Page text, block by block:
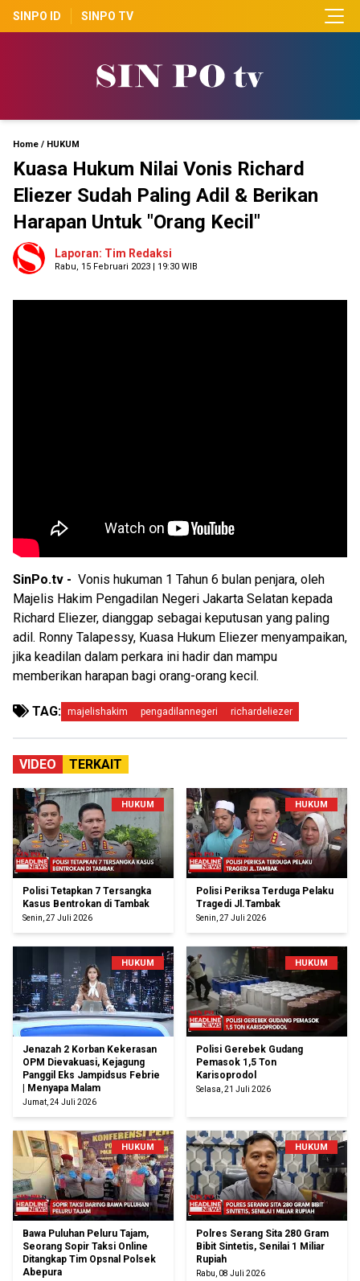
SINPO ID SINPO TV
Home / HUKUM
Kuasa Hukum Nilai Vonis Richard
Eliezer Sudah Paling Adil & Berikan
Harapan Untuk "Orang Kecil"
Laporan: Tim Redaksi
Rabu, 15 Februari 2023 | 19:30 WIB
SinPo.tv - Vonis hukuman 1 Tahun 6 bulan penjara, oleh
Majelis Hakim Pengadilan Negeri Jakarta Selatan kepada
Richard Eliezer, dianggap sebagai keputusan yang paling
adil. Ronny Talapessy, Kuasa Hukum Eliezer menyampaikan,
jika keadilan dalam perkara ini hadir dan mampu
memberikan harapan bagi orang-orang kecil.
TAG: majelishakim pengadilannegeri richardeliezer
VIDEO TERKAIT
HUKUM
Polisi Tetapkan 7 Tersangka
Kasus Bentrokan di Tambak
Senin, 27 Juli 2026
HUKUM
Polisi Periksa Terduga Pelaku
Tragedi Jl.Tambak
Senin, 27 Juli 2026
HUKUM
Jenazah 2 Korban Kekerasan
OPM Dievakuasi, Kejagung
Panggil Eks Jampidsus Febrie
| Menyapa Malam
Jumat, 24 Juli 2026
HUKUM
Polisi Gerebek Gudang
Pemasok 1,5 Ton
Karisoprodol
Selasa, 21 Juli 2026
HUKUM
Bawa Puluhan Peluru Tajam,
Seorang Sopir Taksi Online
Ditangkap Tim Opsnal Polsek
Abepura
HUKUM
Polres Serang Sita 280 Gram
Bibit Sintetis, Senilai 1 Miliar
Rupiah
Rabu, 08 Juli 2026